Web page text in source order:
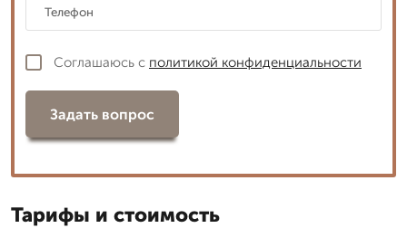
Соглашаюсь с политикой конфиденциальности
Задать вопрос
Тарифы и стоимость